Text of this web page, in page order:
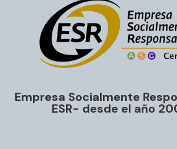
Empresa Socialmente
ESR- desde el año